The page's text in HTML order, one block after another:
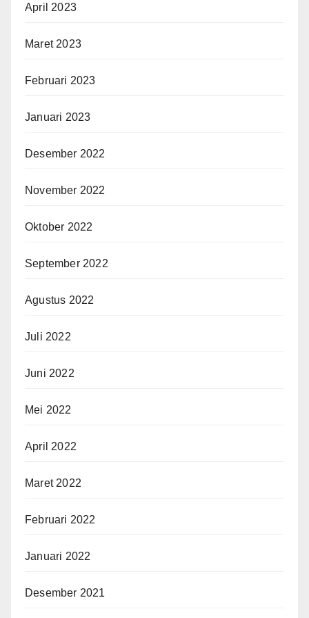
April 2023
Maret 2023
Februari 2023
Januari 2023
Desember 2022
November 2022
Oktober 2022
September 2022
Agustus 2022
Juli 2022
Juni 2022
Mei 2022
April 2022
Maret 2022
Februari 2022
Januari 2022
Desember 2021